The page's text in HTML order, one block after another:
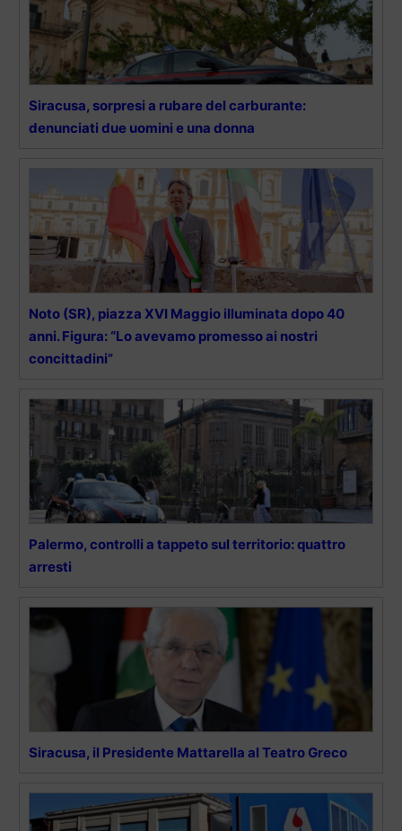
Siracusa, sorpresi a rubare del carburante:
denunciati due uomini e una donna
Noto (SR), piazza XVI Maggio illuminata dopo 40
anni. Figura: “Lo avevamo promesso ai nostri
concittadini”
Palermo, controlli a tappeto sul territorio: quattro
arresti
Siracusa, il Presidente Mattarella al Teatro Greco